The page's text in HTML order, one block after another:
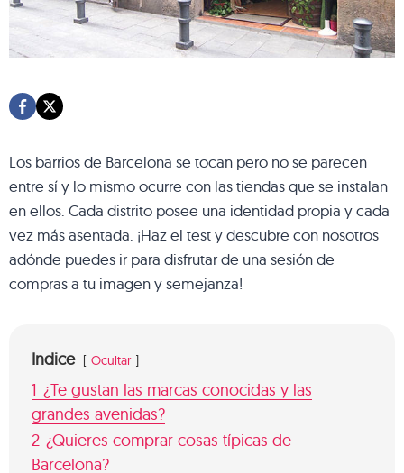
Los barrios de Barcelona se tocan pero no se parecen
entre sí y lo mismo ocurre con las tiendas que se instalan
en ellos. Cada distrito posee una identidad propia y cada
vez más asentada. ¡Haz el test y descubre con nosotros
adónde puedes ir para disfrutar de una sesión de
compras a tu imagen y semejanza!
Indice Ocultar
1 ¿Te gustan las marcas conocidas y las
grandes avenidas?
2 ¿Quieres comprar cosas típicas de
Barcelona?